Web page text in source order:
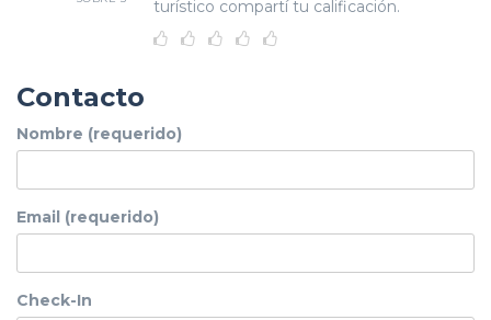
turístico compartí tu calificación.
Contacto
Nombre (requerido)
Email (requerido)
Check-In